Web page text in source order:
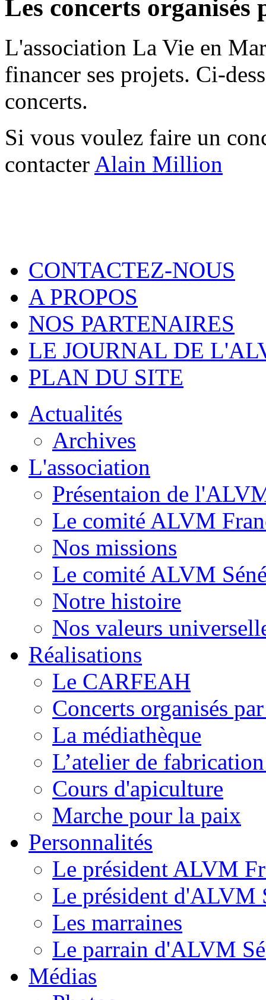
Les concerts
L'association La Vie en
financer ses projets. Ci-
concerts.
Si vous voulez faire un
contacter Alain Million
CONTACTEZ-NOUS
A PROPOS
NOS PARTENAIRES
LE JOURNAL DE
PLAN DU SITE
Actualités
Archives
L'association
Présentaion de
Le comité ALVM
Nos missions
Le comité ALVM
Notre histoire
Nos valeurs
Réalisations
Le CARFEAH
Concerts organisés
La médiathèque
L’atelier de
Cours d'apiculture
Marche pour la paix
Personnalités
Le président ALVM
Le président d'ALVM
Les marraines
Le parrain d'ALVM
Médias